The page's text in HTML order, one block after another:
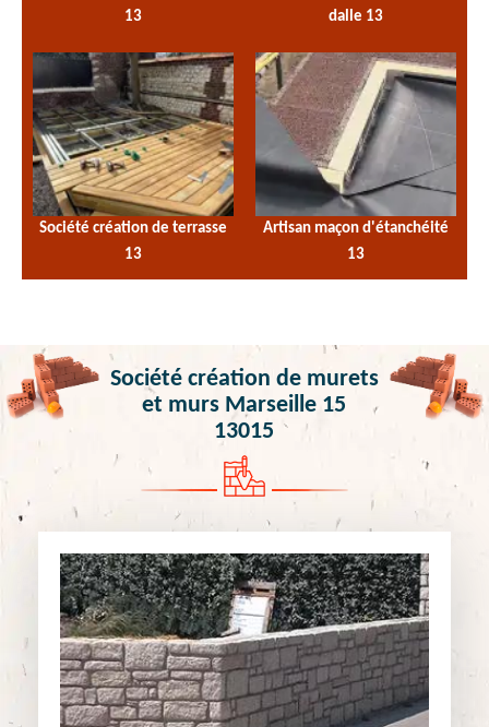
13
dalle 13
Société création de terrasse
13
Artisan maçon d'étanchéité
13
Société création de murets
et murs Marseille 15
13015